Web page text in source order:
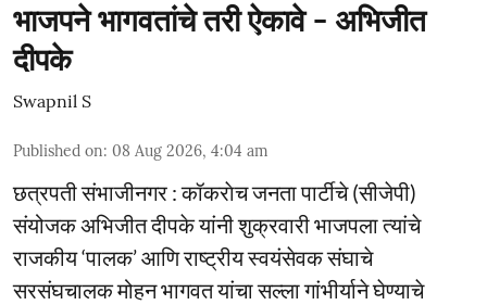
भाजपने भागवतांचे तरी ऐकावे - अभिजीत
दीपके
Swapnil S
Published on: 08 Aug 2026, 4:04 am
छत्रपती संभाजीनगर : कॉकराेच जनता पार्टीचे (सीजेपी)
संयोजक अभिजीत दीपके यांनी शुक्रवारी भाजपला त्यांचे
राजकीय ‘पालक’ आणि राष्ट्रीय स्वयंसेवक संघाचे
सरसंघचालक मोहन भागवत यांचा सल्ला गांभीर्याने घेण्याचे